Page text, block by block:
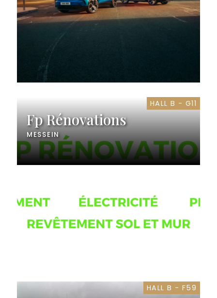
HALL B - G11
Fp Rénovations
MESSEIN
HALL B - F59